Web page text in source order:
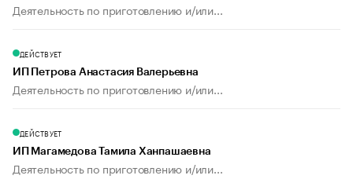
Деятельность по приготовлению и/или...
ДЕЙСТВУЕТ
ИП Петрова Анастасия Валерьевна
Деятельность по приготовлению и/или...
ДЕЙСТВУЕТ
ИП Магамедова Тамила Ханпашаевна
Деятельность по приготовлению и/или...